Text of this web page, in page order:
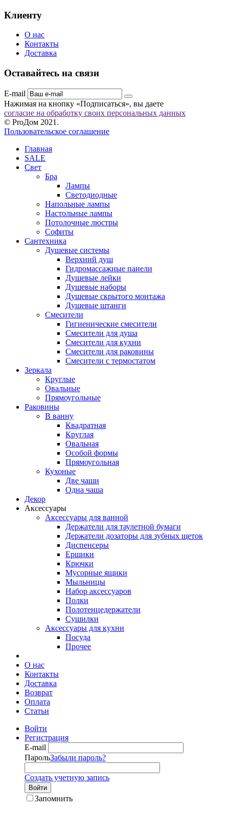
Клиенту
О нас
Контакты
Доставка
Оставайтесь на связи
E-mail
Нажимая на кнопку «Подписаться», вы даете
согласие на обработку своих персональных данных
© ProДом 2021.
Пользовательское соглашение
Главная
SALE
Свет
Бра
Лампы
Светодиодные
Напольные лампы
Настольные лампы
Потолочные люстры
Софиты
Сантехника
Душевые системы
Верхний душ
Гидромассажные панели
Душевые лейки
Душевые наборы
Душевые скрытого монтажа
Душевые штанги
Смесители
Гигиенические смесители
Смесители для душа
Смесители для кухни
Смесители для раковины
Смесители с термостатом
Зеркала
Круглые
Овальные
Прямоугольные
Раковины
В ванну
Квадратная
Круглая
Овальная
Особой формы
Прямоугольная
Кухоные
Две чаши
Одна чаша
Декор
Аксессуары
Аксессуары для ванной
Держатели для таулетной бумаги
Держатели дозаторы для зубных щеток
Диспенсеры
Ершики
Крючки
Мусорные ящики
Мыльницы
Набор аксессуаров
Полки
Полотенцедержатели
Сушилки
Аксессуары для кухни
Посуда
Прочее
О нас
Контакты
Доставка
Возврат
Оплата
Статьи
Войти
Регистрация
E-mail
ПарольЗабыли пароль?
Создать учетную запись
Войти
Запомнить